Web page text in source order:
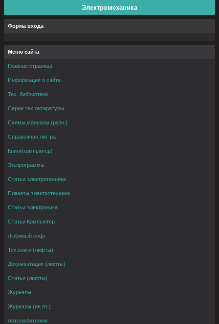
Электромеханика
Форма входа
Меню сайта
Главная страница
Информация о сайте
Тех. библиотека
Серии тех.литературы
Схемы,мануалы (разн.)
Справочная лит-ра
Книги(компьютер)
Эл.программы
Статьи электротехника
Плакаты электротехника
Статьи электроника
Статьи Компьютер
Любимый софт
Тех.книги (лифты)
Документация (лифты)
Статьи (лифты)
Журналы
Журналы (ин.яз.)
Автолюбителям